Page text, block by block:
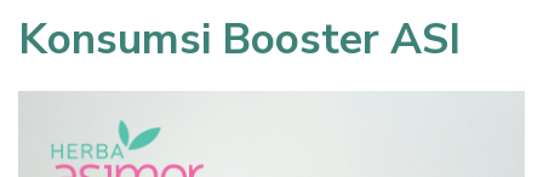
Konsumsi Booster ASI